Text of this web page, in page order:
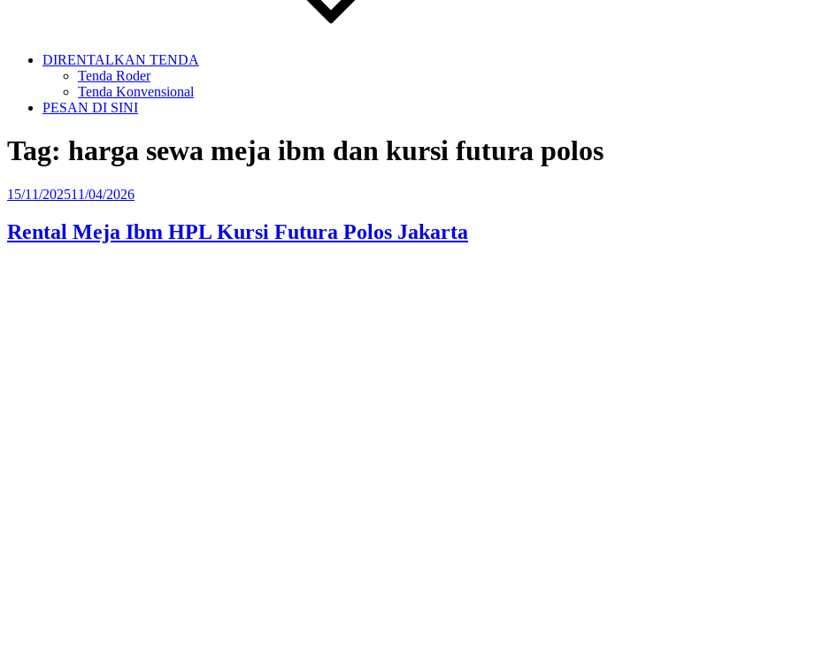
DIRENTALKAN TENDA
Tenda Roder
Tenda Konvensional
PESAN DI SINI
Tag: harga sewa meja ibm dan kursi futura polos
Diposkan
15/11/202511/04/2026
Rental Meja Ibm HPL Kursi Futura Polos Jakarta